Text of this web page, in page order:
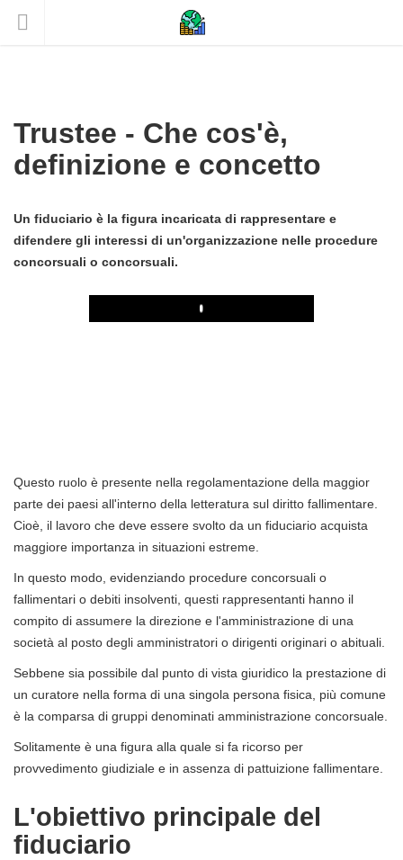
Trustee - Che cos'è,
definizione e concetto
Un fiduciario è la figura incaricata di rappresentare e
difendere gli interessi di un'organizzazione nelle procedure
concorsuali o concorsuali.
Play
Questo ruolo è presente nella regolamentazione della maggior
parte dei paesi all'interno della letteratura sul diritto fallimentare.
Cioè, il lavoro che deve essere svolto da un fiduciario acquista
maggiore importanza in situazioni estreme.
In questo modo, evidenziando procedure concorsuali o
fallimentari o debiti insolventi, questi rappresentanti hanno il
compito di assumere la direzione e l'amministrazione di una
società al posto degli amministratori o dirigenti originari o abituali.
Sebbene sia possibile dal punto di vista giuridico la prestazione di
un curatore nella forma di una singola persona fisica, più comune
è la comparsa di gruppi denominati amministrazione concorsuale.
Solitamente è una figura alla quale si fa ricorso per
provvedimento giudiziale e in assenza di pattuizione fallimentare.
L'obiettivo principale del
fiduciario